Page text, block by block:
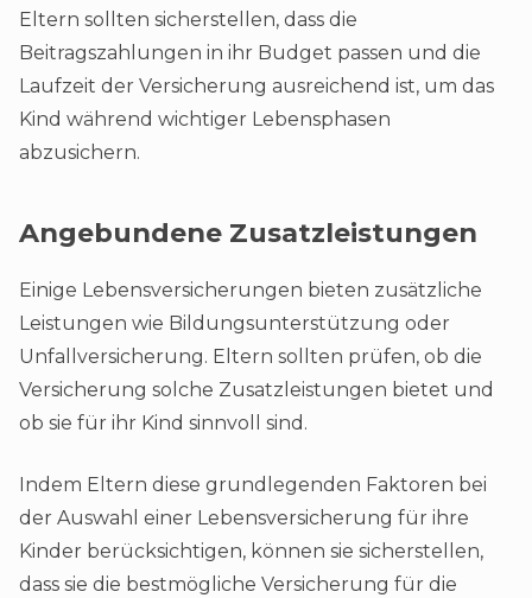
Eltern sollten sicherstellen, dass die
Beitragszahlungen in ihr Budget passen und die
Laufzeit der Versicherung ausreichend ist, um das
Kind während wichtiger Lebensphasen
abzusichern.
Angebundene Zusatzleistungen
Einige Lebensversicherungen bieten zusätzliche
Leistungen wie Bildungsunterstützung oder
Unfallversicherung. Eltern sollten prüfen, ob die
Versicherung solche Zusatzleistungen bietet und
ob sie für ihr Kind sinnvoll sind.
Indem Eltern diese grundlegenden Faktoren bei
der Auswahl einer Lebensversicherung für ihre
Kinder berücksichtigen, können sie sicherstellen,
dass sie die bestmögliche Versicherung für die